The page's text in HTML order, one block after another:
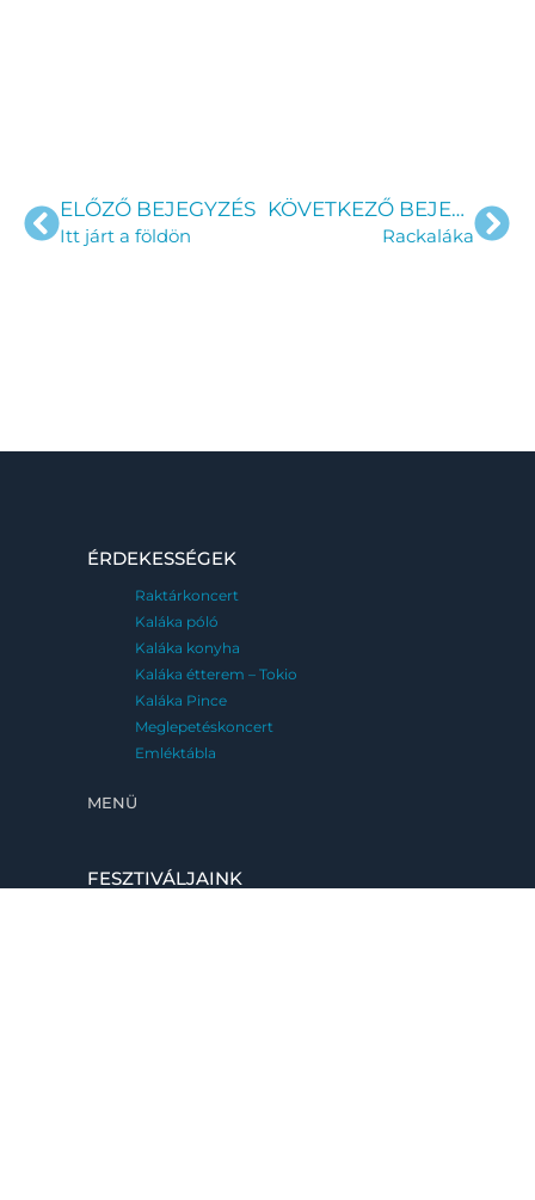
ELŐZŐ BEJEGYZÉS
Itt járt a földön
KÖVETKEZŐ BEJEGYZÉS
Rackaláka
ÉRDEKESSÉGEK
Raktárkoncert
Kaláka póló
Kaláka konyha
Kaláka étterem – Tokio
Kaláka Pince
Meglepetéskoncert
Emléktábla
MENÜ
FESZTIVÁLJAINK